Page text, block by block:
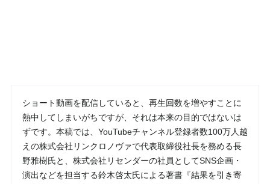
ショート動画を配信していると、再生回数を増やすことに
熱中してしまいがちですが、それは本来の目的ではないは
ずです。本稿では、YouTubeチャンネル登録者数100万人越
えの株式会社リンクロノヴァで代表取締役社長を務める長
野雅樹氏と、株式会社リセンダーの社員としてSNS企画・
演出などを担当する鈴木啓太氏による著書『結果を引き寄